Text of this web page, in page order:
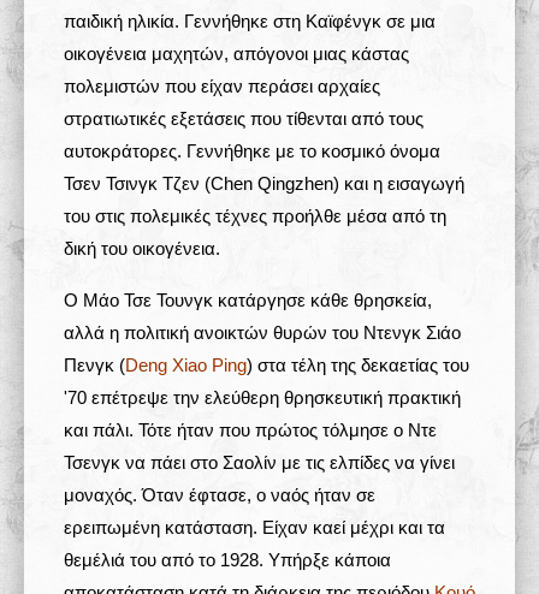
παιδική ηλικία. Γεννήθηκε στη Καϊφένγκ σε μια
οικογένεια μαχητών, απόγονοι μιας κάστας
πολεμιστών που είχαν περάσει αρχαίες
στρατιωτικές εξετάσεις που τίθενται από τους
αυτοκράτορες. Γεννήθηκε με το κοσμικό όνομα
Τσεν Τσινγκ Τζεν (Chen Qingzhen) και η εισαγωγή
του στις πολεμικές τέχνες προήλθε μέσα από τη
δική του οικογένεια.
Ο Μάο Τσε Τουνγκ κατάργησε κάθε θρησκεία,
αλλά η πολιτική ανοικτών θυρών του Ντενγκ Σιάο
Πενγκ (Deng Xiao Ping) στα τέλη της δεκαετίας του
'70 επέτρεψε την ελεύθερη θρησκευτική πρακτική
και πάλι. Τότε ήταν που πρώτος τόλμησε ο Ντε
Τσενγκ να πάει στο Σαολίν με τις ελπίδες να γίνει
μοναχός. Όταν έφτασε, ο ναός ήταν σε
ερειπωμένη κατάσταση. Είχαν καεί μέχρι και τα
θεμέλιά του από το 1928. Υπήρξε κάποια